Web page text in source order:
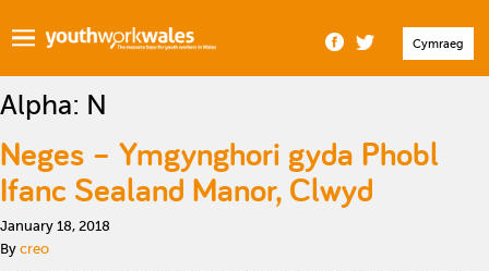
Cymraeg
Alpha: N
Neges – Ymgynghori gyda Phobl
Ifanc Sealand Manor, Clwyd
January 18, 2018
By creo